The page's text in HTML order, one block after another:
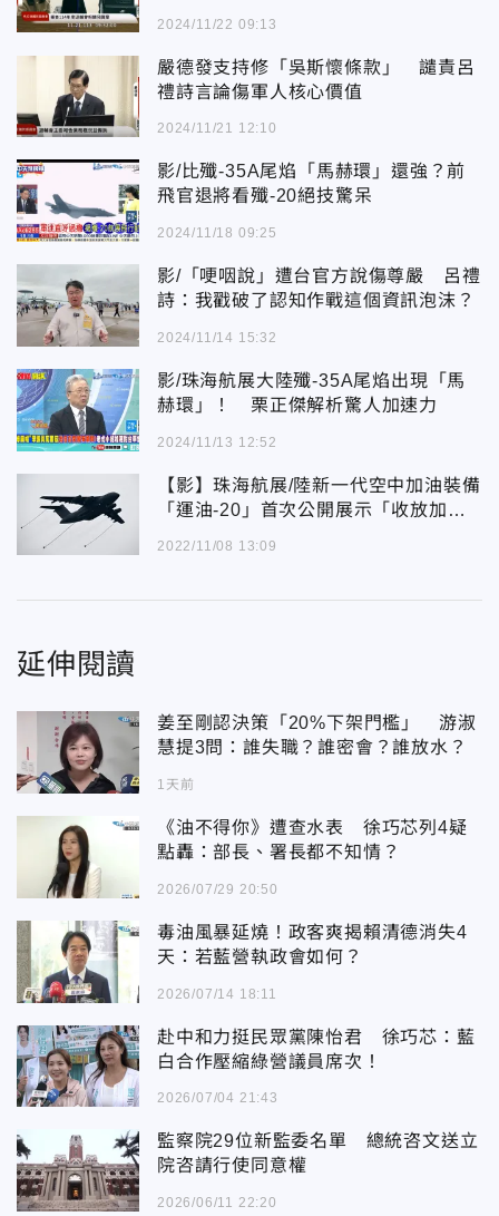
2024/11/22 09:13
嚴德發支持修「吳斯懷條款」 譴責呂
禮詩言論傷軍人核心價值
2024/11/21 12:10
影/比殲-35A尾焰「馬赫環」還強？前
飛官退將看殲-20絕技驚呆
2024/11/18 09:25
影/「哽咽說」遭台官方說傷尊嚴 呂禮
詩：我戳破了認知作戰這個資訊泡沫？
2024/11/14 15:32
影/珠海航展大陸殲-35A尾焰出現「馬
赫環」！ 栗正傑解析驚人加速力
2024/11/13 12:52
【影】珠海航展/陸新一代空中加油裝備
「運油-20」首次公開展示「收放加油
2022/11/08 13:09
延伸閱讀
姜至剛認決策「20%下架門檻」 游淑
慧提3問：誰失職？誰密會？誰放水？
1天前
《油不得你》遭查水表 徐巧芯列4疑
點轟：部長、署長都不知情？
2026/07/29 20:50
毒油風暴延燒！政客爽揭賴清德消失4
天：若藍營執政會如何？
2026/07/14 18:11
赴中和力挺民眾黨陳怡君 徐巧芯：藍
白合作壓縮綠營議員席次！
2026/07/04 21:43
監察院29位新監委名單 總統咨文送立
院咨請行使同意權
2026/06/11 22:20